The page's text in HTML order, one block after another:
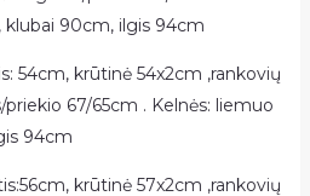
klubai 90cm, ilgis 94cm
54cm, krūtinė 54x2cm ,rankovių
67/65cm . Kelnės: liemuo
94cm
krūtinė 57x2cm ,rankovių